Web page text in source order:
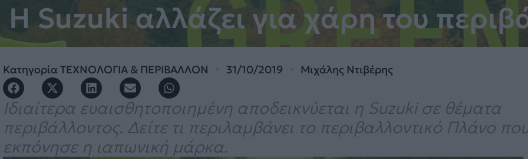
Η Suzuki αλλάζει για χάρη του
ΚατηγορίαΤΕΧΝΟΛΟΓΙΑ & ΠΕΡΙΒΑΛΛΟΝ 31/10/2019 Μιχάλης Ντιβέρης
Ιδιαίτερα ευαισθητοποιημένη αποδεικνύεται η Suzuki σε θέματα
περιβάλλοντος. Δείτε τι περιλαμβάνει το περιβαλλοντικό Πλάνο
εκπόνησε η ιαπωνική μάρκα.